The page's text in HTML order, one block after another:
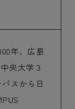
年、広島
央大学３
スから日